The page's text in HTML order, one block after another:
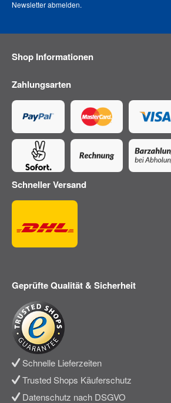
Newsletter abmelden.
Shop Informationen
Zahlungsarten
Schneller Versand
Geprüfte Qualität & Sicherheit
Schnelle Lieferzeiten
Trusted Shops Käuferschutz
Datenschutz nach DSGVO